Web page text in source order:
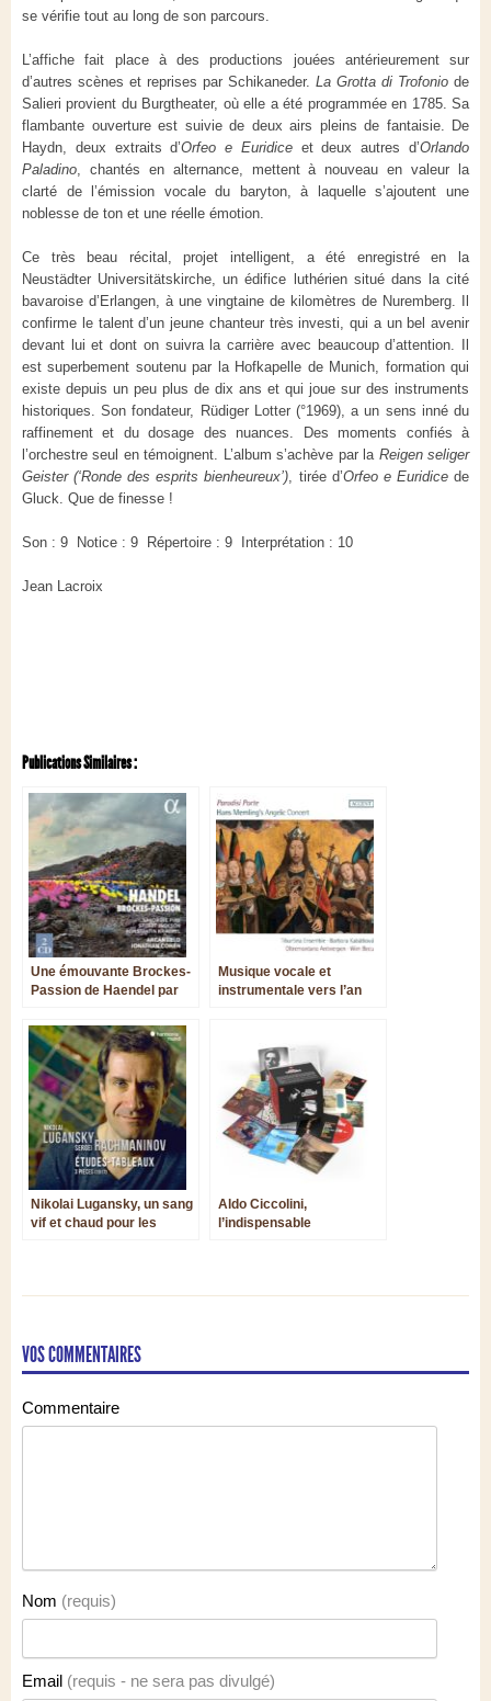
se vérifie tout au long de son parcours.
L’affiche fait place à des productions jouées antérieurement sur
d’autres scènes et reprises par Schikaneder. La Grotta di Trofonio de
Salieri provient du Burgtheater, où elle a été programmée en 1785. Sa
flambante ouverture est suivie de deux airs pleins de fantaisie. De
Haydn, deux extraits d’Orfeo e Euridiceet deux autres d’Orlando
Paladino , chantés en alternance, mettent à nouveau en valeur la
clarté de l’émission vocale du baryton, à laquelle s’ajoutent une
noblesse de ton et une réelle émotion.
Ce très beau récital, projet intelligent, a été enregistré en la
Neustädter Universitätskirche, un édifice luthérien situé dans la cité
bavaroise d’Erlangen, à une vingtaine de kilomètres de Nuremberg. Il
confirme le talent d’un jeune chanteur très investi, qui a un bel avenir
devant lui et dont on suivra la carrière avec beaucoup d’attention. Il
est superbement soutenu par la Hofkapelle de Munich, formation qui
existe depuis un peu plus de dix ans et qui joue sur des instruments
historiques. Son fondateur, Rüdiger Lotter (°1969), a un sens inné du
raffinement et du dosage des nuances. Des moments confiés à
l’orchestre seul en témoignent. L’album s’achève par la Reigen seliger
Geister (‘Ronde des esprits bienheureux’) , tirée d’Orfeo e Euridicede
Gluck. Que de finesse !
Son : 9 Notice : 9 Répertoire : 9 Interprétation : 10
Jean Lacroix
Publications Similaires :
Une émouvante Brockes-
Passion de Haendel par
Musique vocale et
instrumentale vers l’an
Nikolai Lugansky, un sang
vif et chaud pour les
Aldo Ciccolini,
l’indispensable
VOS COMMENTAIRES
Commentaire
Nom (requis)
Email (requis - ne sera pas divulgé)